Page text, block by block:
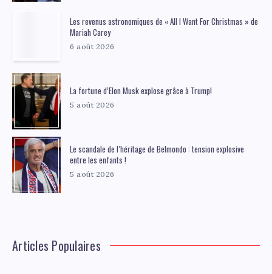
Les revenus astronomiques de « All I Want For Christmas » de
Mariah Carey
6 août 2026
La fortune d’Elon Musk explose grâce à Trump!
5 août 2026
Le scandale de l’héritage de Belmondo : tension explosive
entre les enfants !
5 août 2026
Articles Populaires